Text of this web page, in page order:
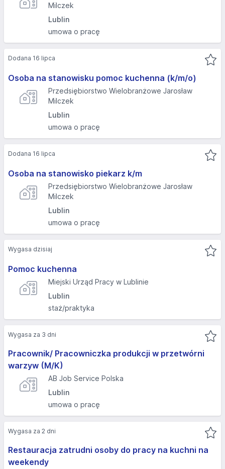
Milczek
Lublin
umowa o pracę
Osoba na stanowisku pomoc kuchenna (k/m/o)
Przedsiębiorstwo Wielobranżowe Jarosław
Milczek
Lublin
umowa o pracę
Dodana 16 lipca
Osoba na stanowisko piekarz k/m
Przedsiębiorstwo Wielobranżowe Jarosław
Milczek
Lublin
umowa o pracę
Dodana 16 lipca
Pomoc kuchenna
Miejski Urząd Pracy w Lublinie
Lublin
staż/praktyka
Wygasa dzisiaj
Pracownik/ Pracowniczka produkcji w przetwórni
warzyw (M/K)
AB Job Service Polska
Lublin
umowa o pracę
Wygasa za 3 dni
Restauracja zatrudni osoby do pracy na kuchni na
weekendy
Wygasa za 2 dni